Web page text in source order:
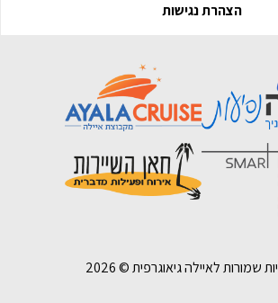
הצהרת נגישות
שמורות לאיילה גיאוגרפית ©2026